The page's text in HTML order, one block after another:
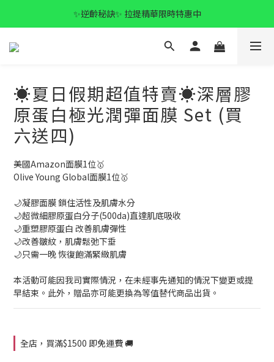
✨逆齡秘訣✨ 拉提精華限時特惠中
全館滿$1500 免運🚚
✨逆齡秘訣✨ 拉提精華限時特惠中
☀️夏日假期超值特賣☀️深層膠
原蛋白極光潤彈面膜 Set (買
六送四)
美國Amazon面膜1位🥇
Olive Young Global面膜1位🥇
🌙凝膠面膜 鎖住活性及肌膚水分
🌙超微細膠原蛋白分子(500da)直達肌底吸收
🌙重塑膠原蛋白 改善肌膚彈性
🌙改善皺紋，肌膚鬆弛下垂
🌙只需一晚 恢復飽滿緊緻肌膚
本活動可能因我司實際情況，在未經事先通知的情況下變更或提
早結束。此外，贈品亦可能更換為等值替代商品出貨。
全店，買滿$1500 即免運費 🚚